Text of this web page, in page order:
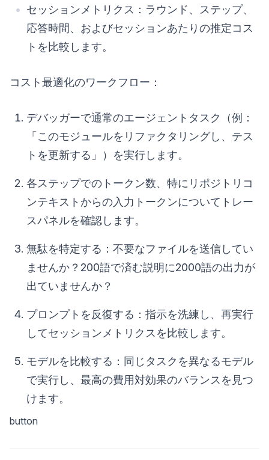
セッションメトリクス：ラウンド、ステップ、
応答時間、およびセッションあたりの推定コス
トを比較します。
コスト最適化のワークフロー：
デバッガーで通常のエージェントタスク（例：
「このモジュールをリファクタリングし、テス
トを更新する」）を実行します。
各ステップでのトークン数、特にリポジトリコ
ンテキストからの入力トークンについてトレー
スパネルを確認します。
無駄を特定する：不要なファイルを送信してい
ませんか？200語で済む説明に2000語の出力が
出ていませんか？
プロンプトを反復する：指示を洗練し、再実行
してセッションメトリクスを比較します。
モデルを比較する：同じタスクを異なるモデル
で実行し、最高の費用対効果のバランスを見つ
けます。
button